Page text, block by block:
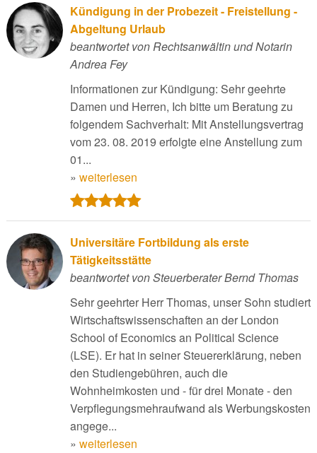
Kündigung in der Probezeit - Freistellung -
Abgeltung Urlaub
beantwortet von Rechtsanwältin und Notarin
Andrea Fey
Informationen zur Kündigung: Sehr geehrte
Damen und Herren, Ich bitte um Beratung zu
folgendem Sachverhalt: Mit Anstellungsvertrag
vom 23. 08. 2019 erfolgte eine Anstellung zum
01...
» weiterlesen
Universitäre Fortbildung als erste
Tätigkeitsstätte
beantwortet von Steuerberater Bernd Thomas
Sehr geehrter Herr Thomas, unser Sohn studiert
Wirtschaftswissenschaften an der London
School of Economics an Political Science
(LSE). Er hat in seiner Steuererklärung, neben
den Studiengebühren, auch die
Wohnheimkosten und - für drei Monate - den
Verpflegungsmehraufwand als Werbungskosten
angege...
» weiterlesen